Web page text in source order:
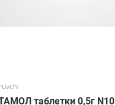
таблетки 0,5г N10